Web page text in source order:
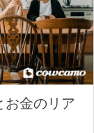
お金のリア